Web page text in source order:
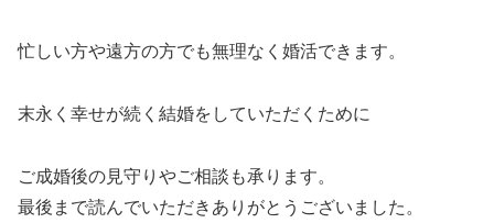
忙しい方や遠方の方でも無理なく婚活できます。
末永く幸せが続く結婚をしていただくために
ご成婚後の見守りやご相談も承ります。
最後まで読んでいただきありがとうございました。